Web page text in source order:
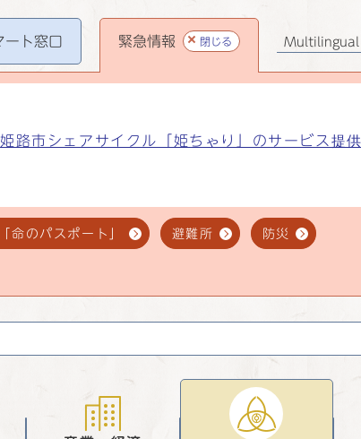
ート窓口 緊急情報 閉じる
姫路市シェアサイクル「姫ちゃり」のサービス提
命のパスポート」 避難所 防災
Multilingual